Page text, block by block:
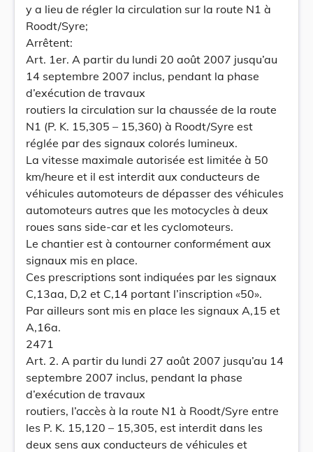
y a lieu de régler la circulation sur la route N1 à
Roodt/Syre;
Arrêtent:
Art. 1er. A partir du lundi 20 août 2007 jusqu’au
14 septembre 2007 inclus, pendant la phase
d’exécution de travaux
routiers la circulation sur la chaussée de la route
N1 (P. K. 15,305 – 15,360) à Roodt/Syre est
réglée par des signaux colorés lumineux.
La vitesse maximale autorisée est limitée à 50
km/heure et il est interdit aux conducteurs de
véhicules automoteurs de dépasser des véhicules
automoteurs autres que les motocycles à deux
roues sans side-car et les cyclomoteurs.
Le chantier est à contourner conformément aux
signaux mis en place.
Ces prescriptions sont indiquées par les signaux
C,13aa, D,2 et C,14 portant l’inscription «50».
Par ailleurs sont mis en place les signaux A,15 et
A,16a.
2471
Art. 2. A partir du lundi 27 août 2007 jusqu’au 14
septembre 2007 inclus, pendant la phase
d’exécution de travaux
routiers, l’accès à la route N1 à Roodt/Syre entre
les P. K. 15,120 – 15,305, est interdit dans les
deux sens aux conducteurs de véhicules et